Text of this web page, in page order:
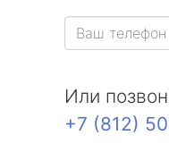
Или
+7 (812)